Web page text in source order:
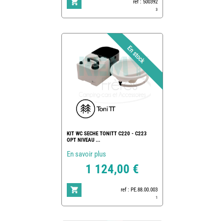
ref : 500392
3
KIT WC SECHE TONITT C220 - C223
OPT NIVEAU ...
En savoir plus
1 124,00 €
ref : PE.88.00.003
1